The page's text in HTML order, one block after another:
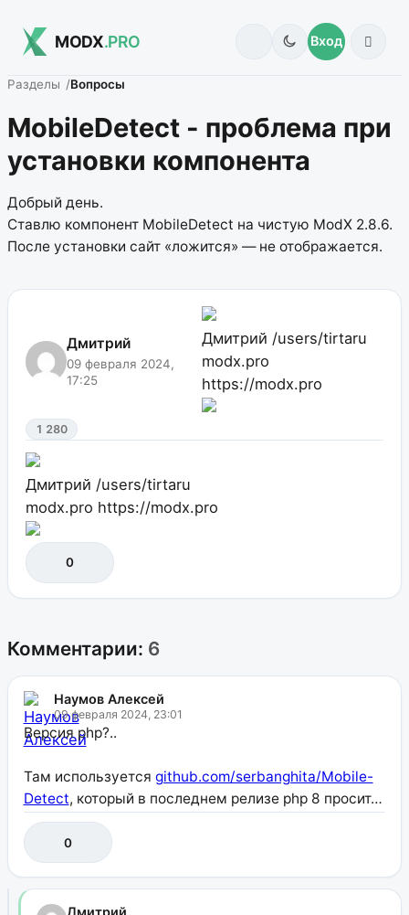
MODX.PRO Вход
Разделы Вопросы
MobileDetect - проблема при
установки компонента
Добрый день.
Ставлю компонент MobileDetect на чистую ModX 2.8.6.
После установки сайт «ложится» — не отображается.
Дмитрий
09 февраля 2024,
17:25
Дмитрий /users/tirtaru
modx.pro
https://modx.pro
1 280
Дмитрий /users/tirtaru
modx.pro https://modx.pro
0
Комментарии: 6
Наумов Алексей
09 февраля 2024, 23:01
Версия php?..
Там используется github.com/serbanghita/Mobile-
Detect, который в последнем релизе php 8 просит…
0
Дмитрий